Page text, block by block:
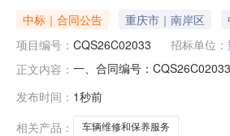
中标｜合同公告 重庆市｜南岸区
项目编号： CQS26C02033 招标单位：
正文内容： 一、合同编号：
六、合同主要信息主要标的名
发布时间： 1秒前
相关产品：
车辆维修和保养服务